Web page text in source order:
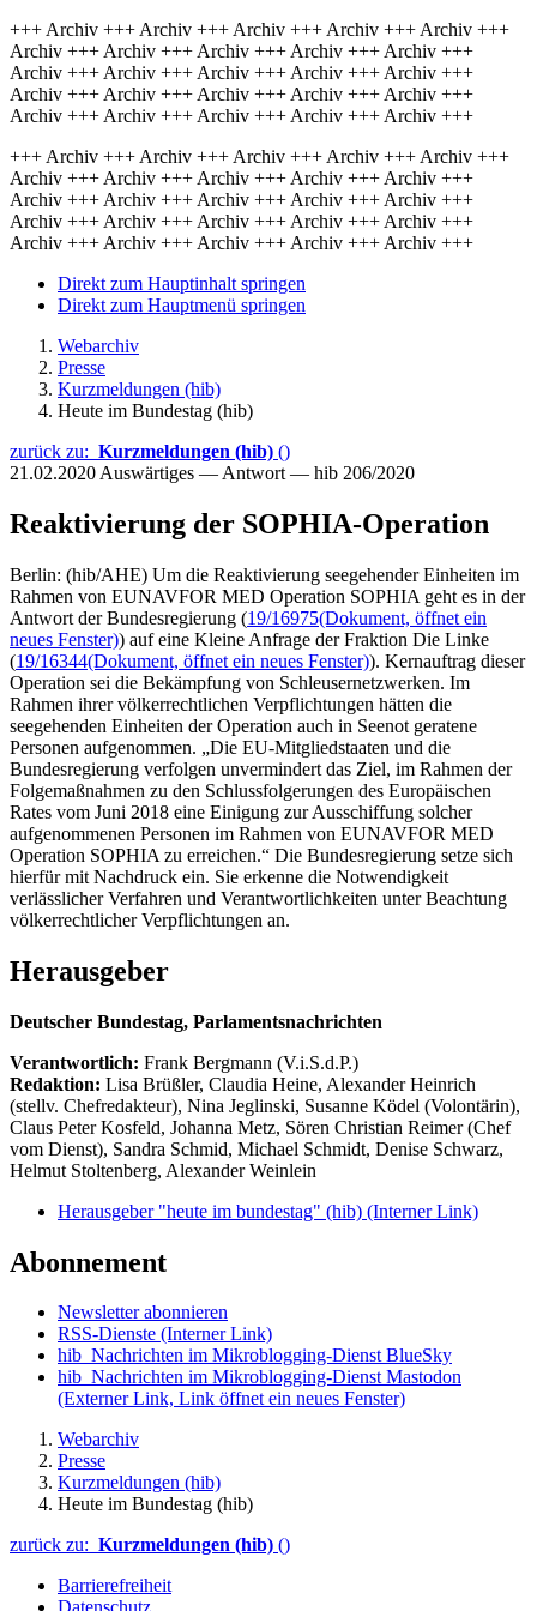
+++ Archiv +++ Archiv +++ Archiv +++ Archiv +++ Archiv +++
Archiv +++ Archiv +++ Archiv +++ Archiv +++ Archiv +++
Archiv +++ Archiv +++ Archiv +++ Archiv +++ Archiv +++
Archiv +++ Archiv +++ Archiv +++ Archiv +++ Archiv +++
Archiv +++ Archiv +++ Archiv +++ Archiv +++ Archiv +++
+++ Archiv +++ Archiv +++ Archiv +++ Archiv +++ Archiv +++
Archiv +++ Archiv +++ Archiv +++ Archiv +++ Archiv +++
Archiv +++ Archiv +++ Archiv +++ Archiv +++ Archiv +++
Archiv +++ Archiv +++ Archiv +++ Archiv +++ Archiv +++
Archiv +++ Archiv +++ Archiv +++ Archiv +++ Archiv +++
Direkt zum Hauptinhalt springen
Direkt zum Hauptmenü springen
Webarchiv
Presse
Kurzmeldungen (hib)
Heute im Bundestag (hib)
zurück zu: Kurzmeldungen (hib) ()
21.02.2020 Auswärtiges — Antwort — hib 206/2020
Reaktivierung der SOPHIA-Operation
Berlin: (hib/AHE) Um die Reaktivierung seegehender Einheiten im
Rahmen von EUNAVFOR MED Operation SOPHIA geht es in der
Antwort der Bundesregierung (19/16975(Dokument, öffnet ein
neues Fenster)) auf eine Kleine Anfrage der Fraktion Die Linke
(19/16344(Dokument, öffnet ein neues Fenster)). Kernauftrag dieser
Operation sei die Bekämpfung von Schleusernetzwerken. Im
Rahmen ihrer völkerrechtlichen Verpflichtungen hätten die
seegehenden Einheiten der Operation auch in Seenot geratene
Personen aufgenommen. „Die EU-Mitgliedstaaten und die
Bundesregierung verfolgen unvermindert das Ziel, im Rahmen der
Folgemaßnahmen zu den Schlussfolgerungen des Europäischen
Rates vom Juni 2018 eine Einigung zur Ausschiffung solcher
aufgenommenen Personen im Rahmen von EUNAVFOR MED
Operation SOPHIA zu erreichen.“ Die Bundesregierung setze sich
hierfür mit Nachdruck ein. Sie erkenne die Notwendigkeit
verlässlicher Verfahren und Verantwortlichkeiten unter Beachtung
völkerrechtlicher Verpflichtungen an.
Herausgeber
Deutscher Bundestag, Parlamentsnachrichten
Verantwortlich: Frank Bergmann (V.i.S.d.P.)
Redaktion: Lisa Brüßler, Claudia Heine, Alexander Heinrich
(stellv. Chefredakteur), Nina Jeglinski, Susanne Ködel (Volontärin),
Claus Peter Kosfeld, Johanna Metz, Sören Christian Reimer (Chef
vom Dienst), Sandra Schmid, Michael Schmidt, Denise Schwarz,
Helmut Stoltenberg, Alexander Weinlein
Herausgeber "heute im bundestag" (hib) (Interner Link)
Abonnement
Newsletter abonnieren
RSS-Dienste (Interner Link)
hib_Nachrichten im Mikroblogging-Dienst BlueSky
hib_Nachrichten im Mikroblogging-Dienst Mastodon
(Externer Link, Link öffnet ein neues Fenster)
Webarchiv
Presse
Kurzmeldungen (hib)
Heute im Bundestag (hib)
zurück zu: Kurzmeldungen (hib) ()
Barrierefreiheit